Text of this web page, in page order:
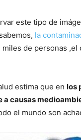
este tipo de
la
de personas
estima que en los
causas
el mundo son